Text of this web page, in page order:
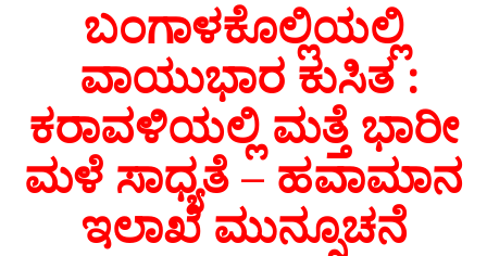
ಬಂಗಾಳಕೊಲ್ಲಿಯಲ್ಲಿ
ವಾಯುಭಾರ ಕುಸಿತ :
ಕರಾವಳಿಯಲ್ಲಿ ಮತ್ತೆ ಭಾರೀ
ಮಳೆ ಸಾಧ್ಯತೆ – ಹವಾಮಾನ
ಇಲಾಖೆ ಮುನ್ಸೂಚನೆ